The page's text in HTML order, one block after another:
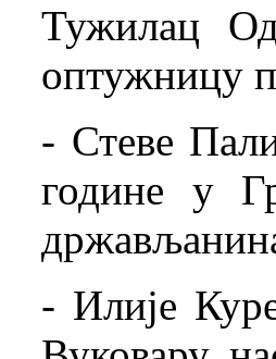
Тужилац
оптужницу
- Стеве
године у
- Илије